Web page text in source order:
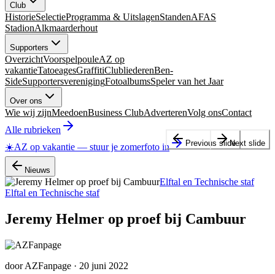
Club
HistorieSelectieProgramma & UitslagenStandenAFAS
StadionAlkmaarderhout
Supporters
OverzichtVoorspelpouleAZ op
vakantieTatoeagesGraffitiClubliederenBen-
SideSupportersverenigingFotoalbumsSpeler van het Jaar
Over ons
Wie wij zijnMeedoenBusiness ClubAdverterenVolg onsContact
Alle rubrieken
☀️AZ op vakantie — stuur je zomerfoto in
Nieuws
Elftal en Technische staf
Elftal en Technische staf
Jeremy Helmer op proef bij Cambuur
door AZFanpage · 20 juni 2022
Previous slideNext slide